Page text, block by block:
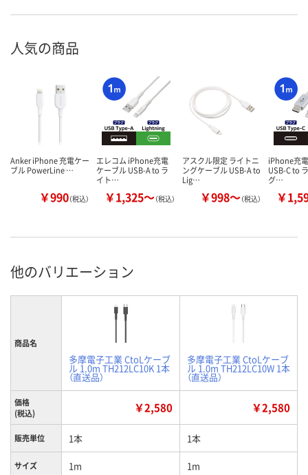
人気の商品
Anker iPhone 充電ケー
ブル PowerLine …
￥990（税込）
エレコム iPhone充電
ケーブル USB-A to ラ
イト…
￥1,325～（税込）
アスクル限定 ライトニ
ングケーブル USB-A to
Lig…
￥998～（税込）
iPhone充
USB-C to
グ…
￥
他のバリエーション
商品名
多摩電子工業 CtoLケーブ
ル 1.0m TH212LC10K 1本
（直送品）
多摩電子工業 CtoLケーブ
ル 1.0m TH212LC10W 1本
（直送品）
価格
(税込)
￥2,580 ￥2,580
販売単位 1本 1本
サイズ 1m 1m